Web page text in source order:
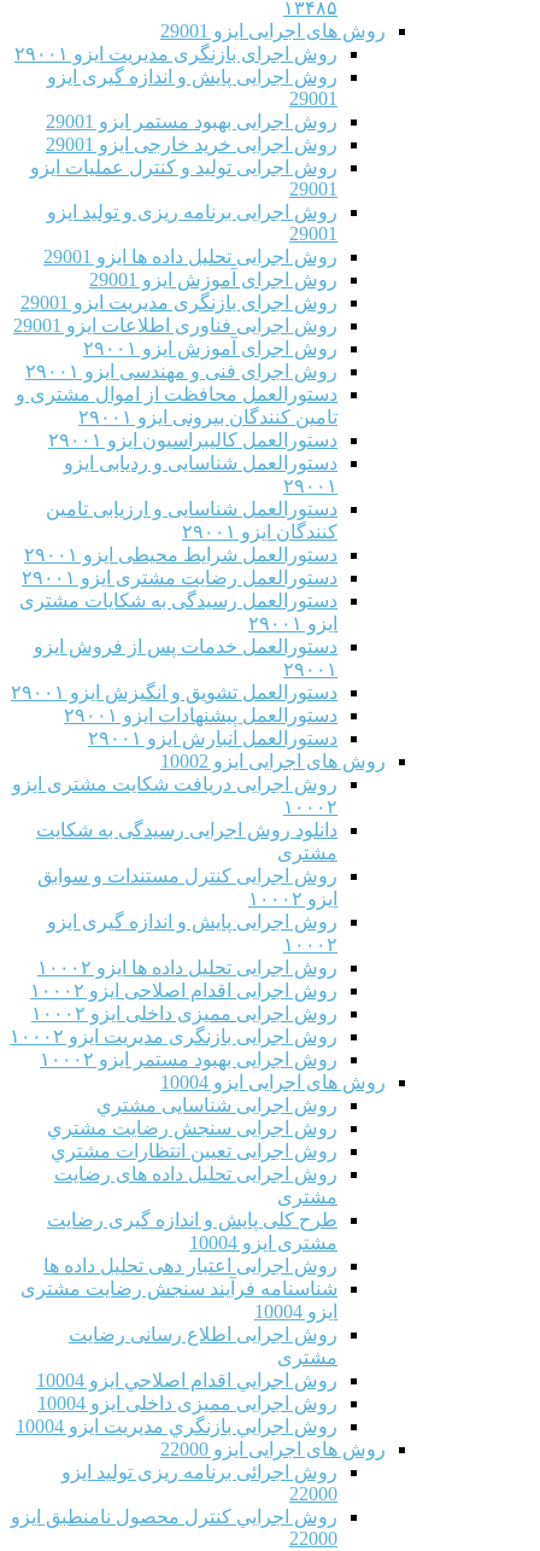
۱۳۴۸۵
روش های اجرایی ایزو 29001
روش اجرای بازنگری مدیریت ایزو ۲۹۰۰۱
روش اجرایی پایش و اندازه گیری ایزو
29001
روش اجرایی بهبود مستمر ایزو 29001
روش اجرایی خرید خارجی ایزو 29001
روش اجرایی تولید و کنترل عملیات ایزو
29001
روش اجرایی برنامه ریزی و تولید ایزو
29001
روش اجرایی تحلیل داده ها ایزو 29001
روش اجرای آموزش ایزو 29001
روش اجرای بازنگری مدیریت ایزو 29001
روش اجرایی فناوری اطلاعات ایزو 29001
روش اجرای آموزش ایزو ۲۹۰۰۱
روش اجرای فنی و مهندسی ایزو ۲۹۰۰۱
دستورالعمل محافظت از اموال مشتری و
تامین کنندگان بیرونی ایزو ۲۹۰۰۱
دستورالعمل کالیبراسیون ایزو ۲۹۰۰۱
دستورالعمل شناسایی و ردیابی ایزو
۲۹۰۰۱
دستورالعمل شناسایی و ارزیابی تامین
کنندگان ایزو ۲۹۰۰۱
دستورالعمل شرایط محیطی ایزو ۲۹۰۰۱
دستورالعمل رضایت مشتری ایزو ۲۹۰۰۱
دستورالعمل رسیدگی به شکایات مشتری
ایزو ۲۹۰۰۱
دستورالعمل خدمات پس از فروش ایزو
۲۹۰۰۱
دستورالعمل تشویق و انگیزش ایزو ۲۹۰۰۱
دستورالعمل پیشنهادات ایزو ۲۹۰۰۱
دستورالعمل انبارش ایزو ۲۹۰۰۱
روش های اجرایی ایزو 10002
روش اجرایی دریافت شکایت مشتری ایزو
۱۰۰۰۲
دانلود روش اجرایی رسیدگی به شکایت
مشتری
روش اجرایی کنترل مستندات و سوابق
ایزو ۱۰۰۰۲
روش اجرایی پایش و اندازه گیری ایزو
۱۰۰۰۲
روش اجرایی تحلیل داده ها ایزو ۱۰۰۰۲
روش اجرایی اقدام اصلاحی ایزو ۱۰۰۰۲
روش اجرایی ممیزی داخلی ایزو ۱۰۰۰۲
روش اجرایی بازنگری مدیریت ایزو ۱۰۰۰۲
روش اجرایی بهبود مستمر ایزو ۱۰۰۰۲
روش های اجرایی ایزو 10004
روش اجرایی شناسایی مشتري
روش اجرایی سنجش رضایت مشتري
روش اجرایی تعیین انتظارات مشتري
روش اجرایی تحلیل داده های رضایت
مشتری
طرح کلی پایش و اندازه گیری رضایت
مشتری ایزو 10004
روش اجرایی اعتبار دهی تحلیل داده ها
شناسنامه فرآیند سنجش رضایت مشتری
ایزو 10004
روش اجرایی اطلاع رسانی رضایت
مشتری
روش اجرايي اقدام اصلاحي ایزو 10004
روش اجرایی ممیزی داخلی ایزو 10004
روش اجرايي بازنگري مديريت ایزو 10004
روش های اجرایی ایزو 22000
روش اجرائی برنامه ريزی توليد ایزو
22000
روش اجرايي كنترل محصول نامنطبق ایزو
22000